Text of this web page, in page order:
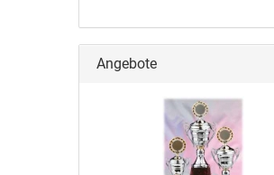
Angebote